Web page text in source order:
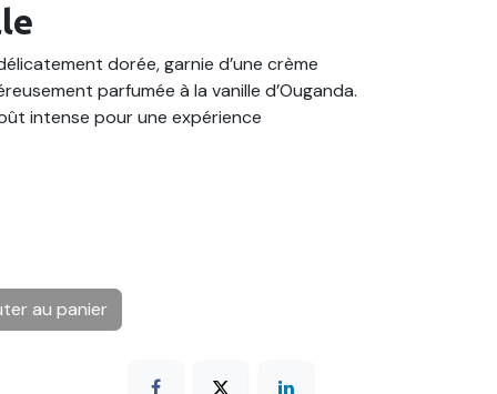
dorée, garnie d’une crème
parfumée à la vanille d’Ouganda.
intense pour une expérience
au panier